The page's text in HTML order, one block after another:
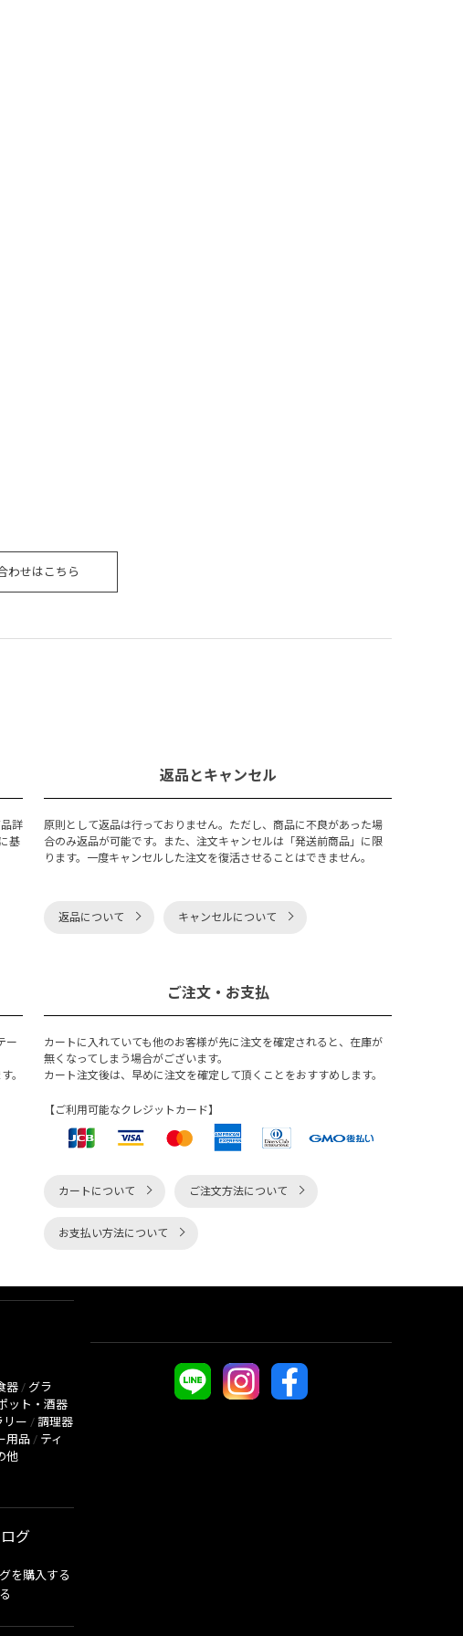
わせはこちら
詳
基
返品とキャンセル
原則として返品は行っておりません。ただし、商品に不良があった場
合のみ返品が可能です。また、注文キャンセルは「発送前商品」に限
ります。一度キャンセルした注文を復活させることはできません。
返品について キャンセルについて
ー
。
ご注文・お支払
カートに入れていても他のお客様が先に注文を確定されると、在庫が
無くなってしまう場合がございます。
カート注文後は、早めに注文を確定して頂くことをおすすめします。
【ご利用可能なクレジットカード】
カートについて ご注文方法について
お支払い方法について
器 / グラ
ット・酒器
リー / 調理器
用品 / ティ
他
グ
を購入する